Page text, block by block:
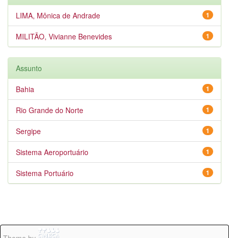
1
LIMA, Mônica de Andrade
1
MILITÃO, Vivianne Benevides
Assunto
1
Bahia
1
Rio Grande do Norte
1
Sergipe
1
Sistema Aeroportuário
1
Sistema Portuário